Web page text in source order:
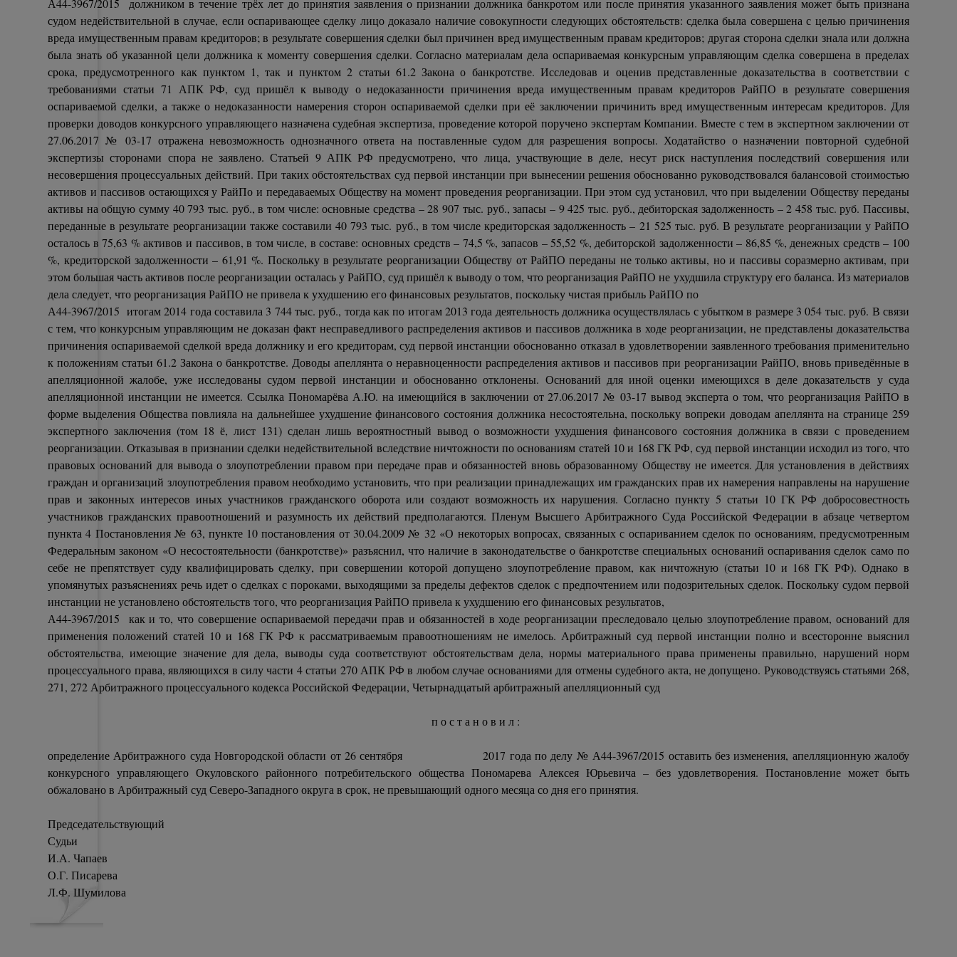
А44-3967/2015 должником в течение трёх лет до принятия заявления о признании должника банкротом или после принятия указанного заявления может быть признана
судом недействительной в случае, если оспаривающее сделку лицо доказало наличие совокупности следующих обстоятельств: сделка была совершена с целью причинения
вреда имущественным правам кредиторов; в результате совершения сделки был причинен вред имущественным правам кредиторов; другая сторона сделки знала или должна
была знать об указанной цели должника к моменту совершения сделки. Согласно материалам дела оспариваемая конкурсным управляющим сделка совершена в пределах
срока, предусмотренного как пунктом 1, так и пунктом 2 статьи 61.2 Закона о банкротстве. Исследовав и оценив представленные доказательства в соответствии с
требованиями статьи 71 АПК РФ, суд пришёл к выводу о недоказанности причинения вреда имущественным правам кредиторов РайПО в результате совершения
оспариваемой сделки, а также о недоказанности намерения сторон оспариваемой сделки при её заключении причинить вред имущественным интересам кредиторов. Для
проверки доводов конкурсного управляющего назначена судебная экспертиза, проведение которой поручено экспертам Компании. Вместе с тем в экспертном заключении от
27.06.2017 № 03-17 отражена невозможность однозначного ответа на поставленные судом для разрешения вопросы. Ходатайство о назначении повторной судебной
экспертизы сторонами спора не заявлено. Статьей 9 АПК РФ предусмотрено, что лица, участвующие в деле, несут риск наступления последствий совершения или
несовершения процессуальных действий. При таких обстоятельствах суд первой инстанции при вынесении решения обоснованно руководствовался балансовой стоимостью
активов и пассивов остающихся у РайПо и передаваемых Обществу на момент проведения реорганизации. При этом суд установил, что при выделении Обществу переданы
активы на общую сумму 40 793 тыс. руб., в том числе: основные средства – 28 907 тыс. руб., запасы – 9 425 тыс. руб., дебиторская задолженность – 2 458 тыс. руб. Пассивы,
переданные в результате реорганизации также составили 40 793 тыс. руб., в том числе кредиторская задолженность – 21 525 тыс. руб. В результате реорганизации у РайПО
осталось в 75,63 % активов и пассивов, в том числе, в составе: основных средств – 74,5 %, запасов – 55,52 %, дебиторской задолженности – 86,85 %, денежных средств – 100
%, кредиторской задолженности – 61,91 %. Поскольку в результате реорганизации Обществу от РайПО переданы не только активы, но и пассивы соразмерно активам, при
этом большая часть активов после реорганизации осталась у РайПО, суд пришёл к выводу о том, что реорганизация РайПО не ухудшила структуру его баланса. Из материалов
дела следует, что реорганизация РайПО не привела к ухудшению его финансовых результатов, поскольку чистая прибыль РайПО по
А44-3967/2015 итогам 2014 года составила 3 744 тыс. руб., тогда как по итогам 2013 года деятельность должника осуществлялась с убытком в размере 3 054 тыс. руб. В связи
с тем, что конкурсным управляющим не доказан факт несправедливого распределения активов и пассивов должника в ходе реорганизации, не представлены доказательства
причинения оспариваемой сделкой вреда должнику и его кредиторам, суд первой инстанции обоснованно отказал в удовлетворении заявленного требования применительно
к положениям статьи 61.2 Закона о банкротстве. Доводы апеллянта о неравноценности распределения активов и пассивов при реорганизации РайПО, вновь приведённые в
апелляционной жалобе, уже исследованы судом первой инстанции и обоснованно отклонены. Оснований для иной оценки имеющихся в деле доказательств у суда
апелляционной инстанции не имеется. Ссылка Пономарёва А.Ю. на имеющийся в заключении от 27.06.2017 № 03-17 вывод эксперта о том, что реорганизация РайПО в
форме выделения Общества повлияла на дальнейшее ухудшение финансового состояния должника несостоятельна, поскольку вопреки доводам апеллянта на странице 259
экспертного заключения (том 18 ё, лист 131) сделан лишь вероятностный вывод о возможности ухудшения финансового состояния должника в связи с проведением
реорганизации. Отказывая в признании сделки недействительной вследствие ничтожности по основаниям статей 10 и 168 ГК РФ, суд первой инстанции исходил из того, что
правовых оснований для вывода о злоупотреблении правом при передаче прав и обязанностей вновь образованному Обществу не имеется. Для установления в действиях
граждан и организаций злоупотребления правом необходимо установить, что при реализации принадлежащих им гражданских прав их намерения направлены на нарушение
прав и законных интересов иных участников гражданского оборота или создают возможность их нарушения. Согласно пункту 5 статьи 10 ГК РФ добросовестность
участников гражданских правоотношений и разумность их действий предполагаются. Пленум Высшего Арбитражного Суда Российской Федерации в абзаце четвертом
пункта 4 Постановления № 63, пункте 10 постановления от 30.04.2009 № 32 «О некоторых вопросах, связанных с оспариванием сделок по основаниям, предусмотренным
Федеральным законом «О несостоятельности (банкротстве)» разъяснил, что наличие в законодательстве о банкротстве специальных оснований оспаривания сделок само по
себе не препятствует суду квалифицировать сделку, при совершении которой допущено злоупотребление правом, как ничтожную (статьи 10 и 168 ГК РФ). Однако в
упомянутых разъяснениях речь идет о сделках с пороками, выходящими за пределы дефектов сделок с предпочтением или подозрительных сделок. Поскольку судом первой
инстанции не установлено обстоятельств того, что реорганизация РайПО привела к ухудшению его финансовых результатов,
А44-3967/2015 как и то, что совершение оспариваемой передачи прав и обязанностей в ходе реорганизации преследовало целью злоупотребление правом, оснований для
применения положений статей 10 и 168 ГК РФ к рассматриваемым правоотношениям не имелось. Арбитражный суд первой инстанции полно и всесторонне выяснил
обстоятельства, имеющие значение для дела, выводы суда соответствуют обстоятельствам дела, нормы материального права применены правильно, нарушений норм
процессуального права, являющихся в силу части 4 статьи 270 АПК РФ в любом случае основаниями для отмены судебного акта, не допущено. Руководствуясь статьями 268,
271, 272 Арбитражного процессуального кодекса Российской Федерации, Четырнадцатый арбитражный апелляционный суд
п о с т а н о в и л :
определение Арбитражного суда Новгородской области от 26 сентября 2017 года по делу № А44-3967/2015 оставить без изменения, апелляционную жалобу
конкурсного управляющего Окуловского районного потребительского общества Пономарева Алексея Юрьевича – без удовлетворения. Постановление может быть
обжаловано в Арбитражный суд Северо-Западного округа в срок, не превышающий одного месяца со дня его принятия.
Председательствующий
Судьи
И.А. Чапаев
О.Г. Писарева
Л.Ф. Шумилова